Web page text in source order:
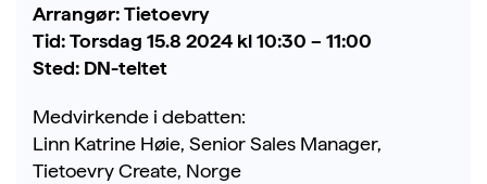
Arrangør:Tietoevry
Tid:Torsdag 15.8 2024 kl 10:30 – 11:00
Sted: DN-teltet
Medvirkende i debatten:
Linn Katrine Høie, Senior Sales Manager,
Tietoevry Create, Norge